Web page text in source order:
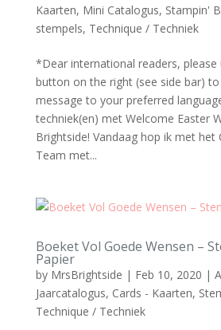
Kaarten, Mini Catalogus, Stampin'
stempels, Technique / Techniek
*Dear international readers, please
button on the right (see side bar)
message to your preferred
techniek(en) met Welcome Easter
Brightside! Vandaag hop ik met het
Team met...
Boeket Vol Goede Wensen –
Papier
by MrsBrightside | Feb 10, 2020 |
Jaarcatalogus, Cards - Kaarten,
Technique / Techniek